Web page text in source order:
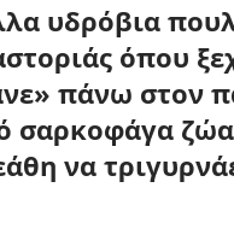
υδρόβια
όπου
πάνω στον
σαρκοφάγα
να